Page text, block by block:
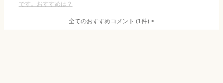
です。おすすめは？
全てのおすすめコメント (1件) >